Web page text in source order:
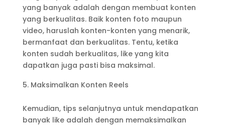
yang banyak adalah dengan membuat konten
yang berkualitas. Baik konten foto maupun
video, haruslah konten-konten yang menarik,
bermanfaat dan berkualitas. Tentu, ketika
konten sudah berkualitas, like yang kita
dapatkan juga pasti bisa maksimal.
Maksimalkan Konten Reels
Kemudian, tips selanjutnya untuk mendapatkan
banyak like adalah dengan memaksimalkan